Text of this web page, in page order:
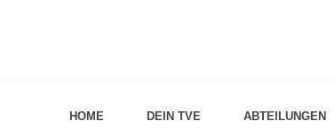
HOME DEIN TVE ABTEILUNGEN